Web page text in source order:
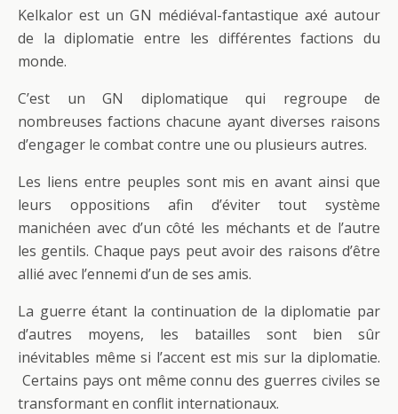
Kelkalor est un GN médiéval-fantastique axé autour
de la diplomatie entre les différentes factions du
monde.
C’est un GN diplomatique qui regroupe de
nombreuses factions chacune ayant diverses raisons
d’engager le combat contre une ou plusieurs autres.
Les liens entre peuples sont mis en avant ainsi que
leurs oppositions afin d’éviter tout système
manichéen avec d’un côté les méchants et de l’autre
les gentils. Chaque pays peut avoir des raisons d’être
allié avec l’ennemi d’un de ses amis.
La guerre étant la continuation de la diplomatie par
d’autres moyens, les batailles sont bien sûr
inévitables même si l’accent est mis sur la diplomatie.
Certains pays ont même connu des guerres civiles se
transformant en conflit internationaux.